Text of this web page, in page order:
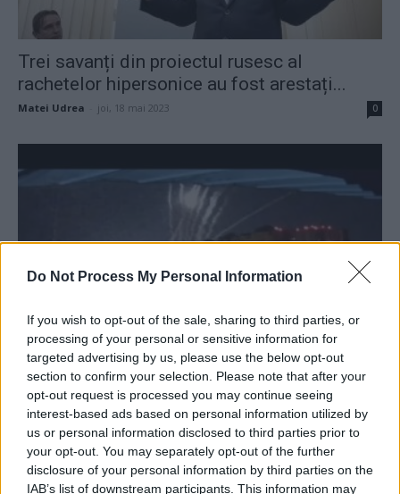
Do Not Process My Personal Information
If you wish to opt-out of the sale, sharing to third parties, or
processing of your personal or sensitive information for
targeted advertising by us, please use the below opt-out
section to confirm your selection. Please note that after your
opt-out request is processed you may continue seeing
interest-based ads based on personal information utilized by
us or personal information disclosed to third parties prior to
your opt-out. You may separately opt-out of the further
disclosure of your personal information by third parties on the
IAB’s list of downstream participants. This information may
Trei savanți din proiectul rusesc al
rachetelor hipersonice au fost arestați...
Matei Udrea joi, 18 mai 2023 0
VIDEO. Lupte grele pe cerul Kievului:
ucrainenii au distrus 6 rachete...
Matei Udrea - miercuri, 17 mai 2023